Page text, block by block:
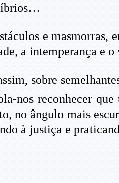
e masmorras,
a intemperança e
sobre
nos reconhecer
no ângulo mais
à justiça e